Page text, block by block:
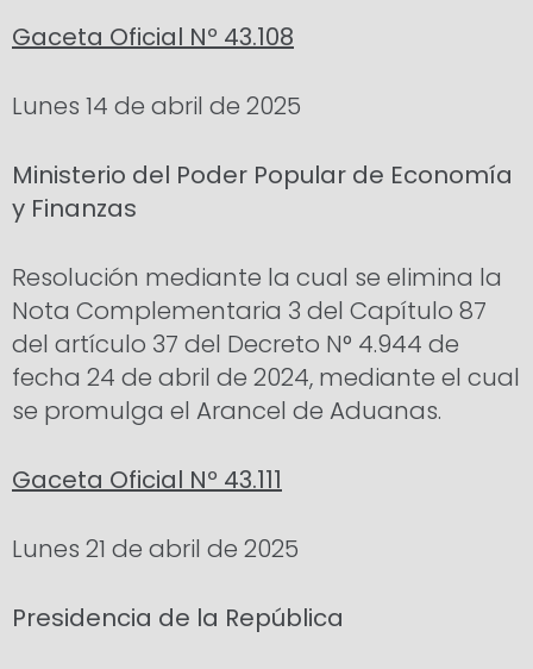
Gaceta Oficial Nº 43.108
Lunes 14 de abril de 2025
Ministerio del Poder Popular de Economía
y Finanzas
Resolución mediante la cual se elimina la
Nota Complementaria 3 del Capítulo 87
del artículo 37 del Decreto N° 4.944 de
fecha 24 de abril de 2024, mediante el cual
se promulga el Arancel de Aduanas.
Gaceta Oficial Nº 43.111
Lunes 21 de abril de 2025
Presidencia de la República